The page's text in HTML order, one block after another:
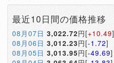
最近10日間の価格推移
08月07日 3,022.72円[+10.49]
08月06日 3,012.23円[-1.72]
08月05日 3,013.95円[-49.69]